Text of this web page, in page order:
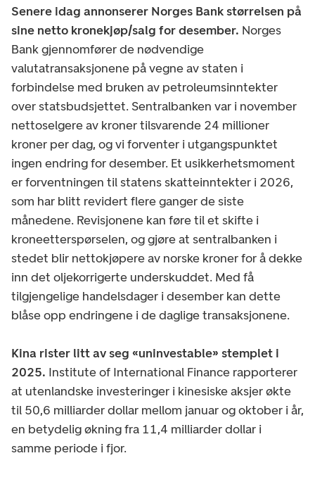
Senere idag annonserer Norges Bank størrelsen på
sine netto kronekjøp/salg for desember. Norges
Bank gjennomfører de nødvendige
valutatransaksjonene på vegne av staten i
forbindelse med bruken av petroleumsinntekter
over statsbudsjettet. Sentralbanken var i november
nettoselgere av kroner tilsvarende 24 millioner
kroner per dag, og vi forventer i utgangspunktet
ingen endring for desember. Et usikkerhetsmoment
er forventningen til statens skatteinntekter i 2026,
som har blitt revidert flere ganger de siste
månedene. Revisjonene kan føre til et skifte i
kroneetterspørselen, og gjøre at sentralbanken i
stedet blir nettokjøpere av norske kroner for å dekke
inn det oljekorrigerte underskuddet. Med få
tilgjengelige handelsdager i desember kan dette
blåse opp endringene i de daglige transaksjonene.
Kina rister litt av seg «uninvestable» stemplet i
2025. Institute of International Finance rapporterer
at utenlandske investeringer i kinesiske aksjer økte
til 50,6 milliarder dollar mellom januar og oktober i år,
en betydelig økning fra 11,4 milliarder dollar i
samme periode i fjor.